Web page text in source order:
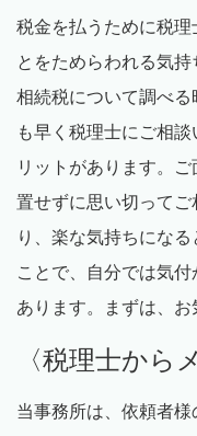
税金を払うために税理
とをためらわれる気
相続税について調べ
も早く税理士にご相
リットがあります。
置せずに思い切って
り、楽な気持ちにな
ことで、自分では気
あります。まずは、お
〈税理士から
当事務所は、依頼者